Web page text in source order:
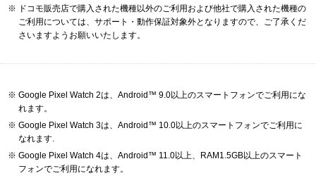
ドコモ販売店で購入された機種以外のご利用および他社で購入された機種の
ご利用については、サポート・動作保証対象外となりますので、ご了承くだ
さいますようお願いいたします。
Google Pixel Watch 2は、Android™ 9.0以上のスマートフォンでご利用にな
れます。
Google Pixel Watch 3は、Android™ 10.0以上のスマートフォンでご利用に
なれます.
Google Pixel Watch 4は、Android™ 11.0以上、RAM1.5GB以上のスマート
フォンでご利用になれます。